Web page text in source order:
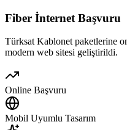
Fiber İnternet Başvuru
Türksat Kablonet paketlerine
modern web sitesi geliştirildi.
Online Başvuru
Mobil Uyumlu Tasarım